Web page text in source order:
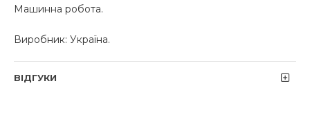
Машинна робота.
Виробник: Україна.
ВІДГУКИ